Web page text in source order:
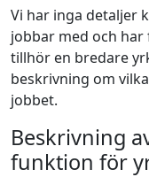
Vi har inga detaljer
jobbar med och
tillhör en bredare
beskrivning om
jobbet.
Beskrivning
funktion för